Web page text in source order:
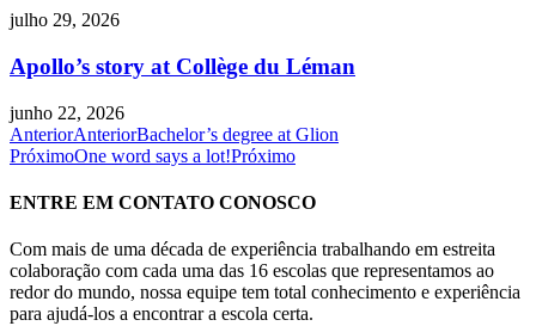
julho 29, 2026
Apollo’s story at Collège du Léman
junho 22, 2026
AnteriorAnteriorBachelor’s degree at Glion
PróximoOne word says a lot!Próximo
ENTRE EM CONTATO CONOSCO
Com mais de uma década de experiência trabalhando em estreita
colaboração com cada uma das 16 escolas que representamos ao
redor do mundo, nossa equipe tem total conhecimento e experiência
para ajudá-los a encontrar a escola certa.